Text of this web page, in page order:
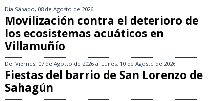
Día Sábado, 08 de Agosto de 2026
Movilización contra el deterioro de
los ecosistemas acuáticos en
Villamuñío
Del Viernes, 07 de Agosto de 2026 al Lunes, 10 de Agosto de 2026
Fiestas del barrio de San Lorenzo de
Sahagún